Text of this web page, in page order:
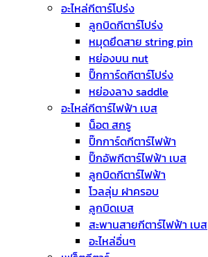
อะไหล่กีตาร์โปร่ง
ลูกบิดกีตาร์โปร่ง
หมุดยึดสาย string pin
หย่องบน nut
ปิ๊กการ์ดกีตาร์โปร่ง
หย่องลาง saddle
อะไหล่กีตาร์ไฟฟ้า เบส
น็อต สกรู
ปิ๊กการ์ดกีตาร์ไฟฟ้า
ปิ๊กอัพกีตาร์ไฟฟ้า เบส
ลูกบิดกีตาร์ไฟฟ้า
โวลลุ่ม ฝาครอบ
ลูกบิดเบส
สะพานสายกีตาร์ไฟฟ้า เบส
อะไหล่อื่นๆ